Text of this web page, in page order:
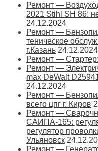
Ремонт —
2021 Stihl SH 86:
24.12.2024
Ремонт —
теническое
г.Казань 24.12.2024
Ремонт — Стартер:
Ремонт —
max DeWalt
24.12.2024
Ремонт —
всего цпг г. Киров
Ремонт —
САИПА-165:
регулятор
Ульяновск
Ремонт —